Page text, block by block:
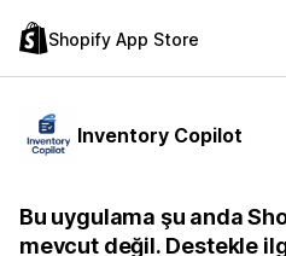
Shopify App Store
Inventory Copilot
Bu uygulama şu anda
mevcut değil. Destekle